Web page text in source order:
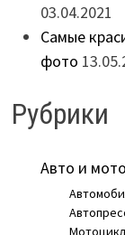
03.04.2021
Самые
фото
Рубрики
Авто и мото